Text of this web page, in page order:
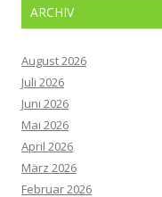
ARCHIV
August 2026
Juli 2026
Juni 2026
Mai 2026
April 2026
März 2026
Februar 2026